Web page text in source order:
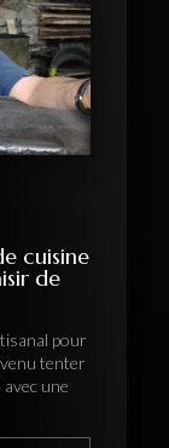
cuisine
de
pour
tenter
avec une